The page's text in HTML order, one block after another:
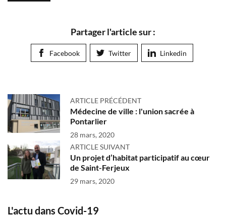
Partager l'article sur :
Facebook Twitter Linkedin
ARTICLE PRÉCÉDENT
Médecine de ville : l'union sacrée à
Pontarlier
28 mars, 2020
ARTICLE SUIVANT
Un projet d’habitat participatif au cœur
de Saint-Ferjeux
29 mars, 2020
L'actu dans Covid-19